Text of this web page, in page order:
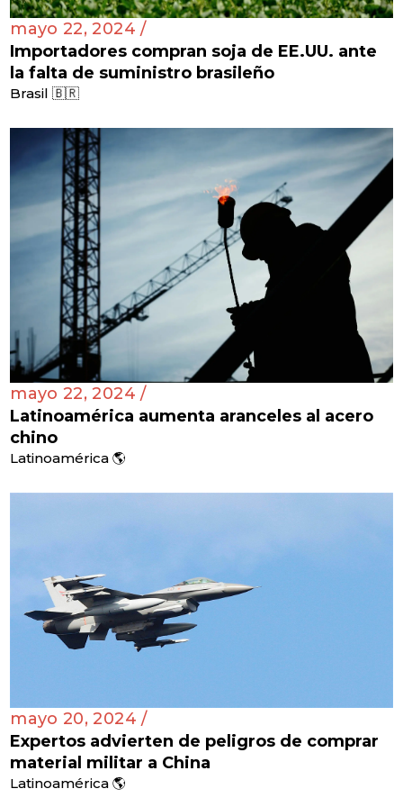
mayo 22, 2024 /
Importadores compran soja de EE.UU. ante
la falta de suministro brasileño
Brasil 🇧🇷
mayo 22, 2024 /
Latinoamérica aumenta aranceles al acero
chino
Latinoamérica 🌎
mayo 20, 2024 /
Expertos advierten de peligros de comprar
material militar a China
Latinoamérica 🌎